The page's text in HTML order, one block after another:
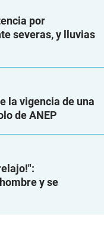
por
severas, y lluvias
la vigencia de una
de ANEP
y se